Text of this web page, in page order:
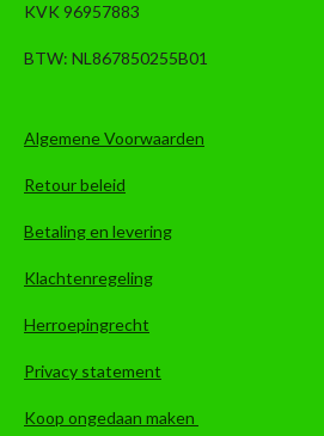
KVK 96957883
BTW: NL867850255B01
Algemene Voorwaarden
Retour beleid
Betaling en levering
Klachtenregeling
Herroepingrecht
Privacy statement
Koop ongedaan maken